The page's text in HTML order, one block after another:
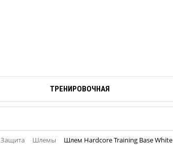
ТРЕНИРОВОЧНАЯ
Защита Шлемы Шлем Hardcore Training Base White